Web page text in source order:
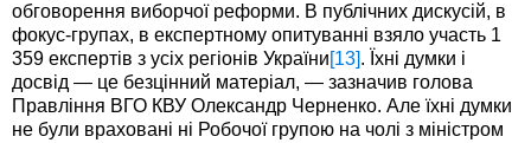
обговорення виборчої реформи. В публічних дискусій, в
фокус-групах, в експертному опитуванні взяло участь 1
359 експертів з усіх регіонів України [13] . Їхні думки і
досвід — це безцінний матеріал, — зазначив голова
Правління ВГО КВУ Олександр Черненко. Але їхні думки
не були враховані ні Робочої групою на чолі з міністром